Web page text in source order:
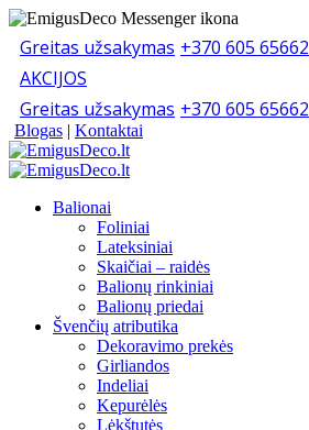
Greitas užsakymas +370 605 65662
AKCIJOS
Greitas užsakymas +370 605 65662
Blogas | Kontaktai
Balionai
Foliniai
Lateksiniai
Skaičiai – raidės
Balionų rinkiniai
Balionų priedai
Švenčių atributika
Dekoravimo prekės
Girliandos
Indeliai
Kepurėlės
Lėkštutės